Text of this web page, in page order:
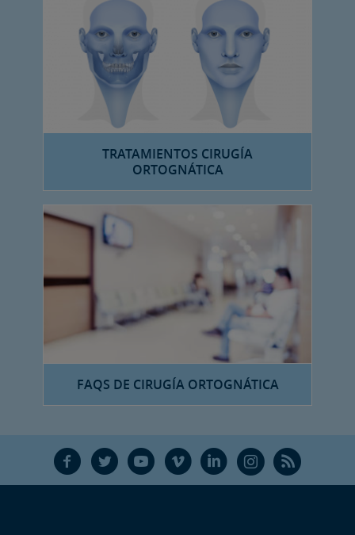
TRATAMIENTOS CIRUGÍA
ORTOGNÁTICA
FAQS DE CIRUGÍA ORTOGNÁTICA
F T Y V L Ñ R